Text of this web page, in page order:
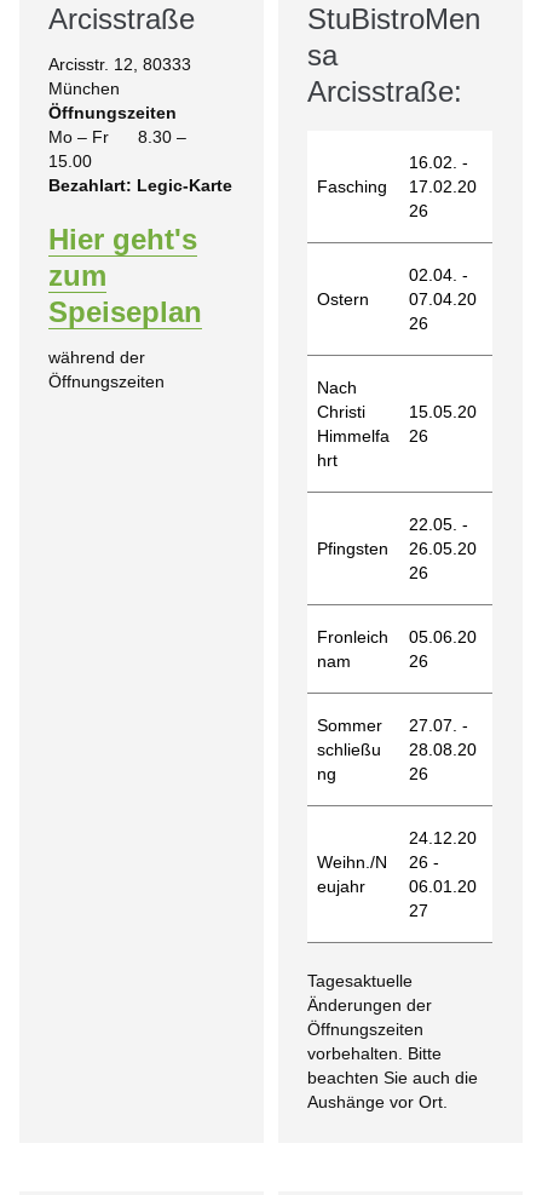
Arcisstraße
Arcisstr. 12, 80333
München
Öffnungszeiten
Mo – Fr 8.30 –
15.00
Bezahlart: Legic-Karte
Hier geht's
zum
Speiseplan
während der
Öffnungszeiten
StuBistroMen
sa
Arcisstraße:
Fasching
16.02. -
17.02.20
26
Ostern
02.04. -
07.04.20
26
Nach
Christi
Himmelfa
hrt
15.05.20
26
Pfingsten
22.05. -
26.05.20
26
Fronleich
nam
05.06.20
26
Sommer
schließu
ng
27.07. -
28.08.20
26
Weihn./N
eujahr
24.12.20
26 -
06.01.20
27
Tagesaktuelle
Änderungen der
Öffnungszeiten
vorbehalten. Bitte
beachten Sie auch die
Aushänge vor Ort.